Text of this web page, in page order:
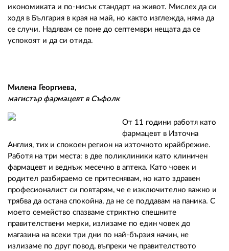
икономиката и по-нисък стандарт на живот. Мислех да си
ходя в България в края на май, но както изглежда, няма да
се случи. Надявам се поне до септември нещата да се
успокоят и да си отида.
Милена Георгиева,
магистър фармацевт в Съфолк
От 11 години работя като
фармацевт в Източна
Англия, тих и спокоен регион на източното крайбрежие.
Работя на три места: в две поликлиники като клиничен
фармацевт и веднъж месечно в аптека. Като човек и
родител разбираемо се притеснявам, но като здравен
професионалист си повтарям, че е изключително важно и
трябва да остана спокойна, да не се поддавам на паника. С
моето семейство спазваме стриктно спешните
правителствени мерки, излизаме по един човек до
магазина на всеки три дни по най-бързия начин, не
излизаме по друг повод, въпреки че правителството